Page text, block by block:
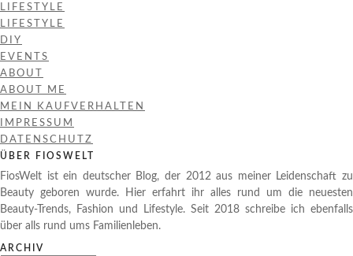
LIFESTYLE
LIFESTYLE
DIY
EVENTS
ABOUT
ABOUT ME
MEIN KAUFVERHALTEN
IMPRESSUM
DATENSCHUTZ
ÜBER FIOSWELT
FiosWelt ist ein deutscher Blog, der 2012 aus meiner Leidenschaft zu
Beauty geboren wurde. Hier erfahrt ihr alles rund um die neuesten
Beauty-Trends, Fashion und Lifestyle. Seit 2018 schreibe ich ebenfalls
über alls rund ums Familienleben.
ARCHIV